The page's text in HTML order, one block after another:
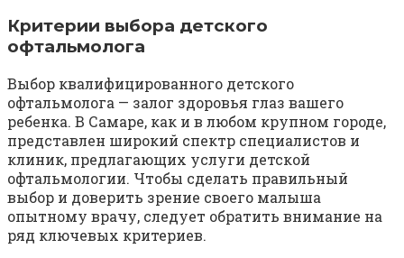
Критерии выбора детского
офтальмолога
Выбор квалифицированного детского
офтальмолога — залог здоровья глаз вашего
ребенка. В Самаре, как и в любом крупном городе,
представлен широкий спектр специалистов и
клиник, предлагающих услуги детской
офтальмологии. Чтобы сделать правильный
выбор и доверить зрение своего малыша
опытному врачу, следует обратить внимание на
ряд ключевых критериев.